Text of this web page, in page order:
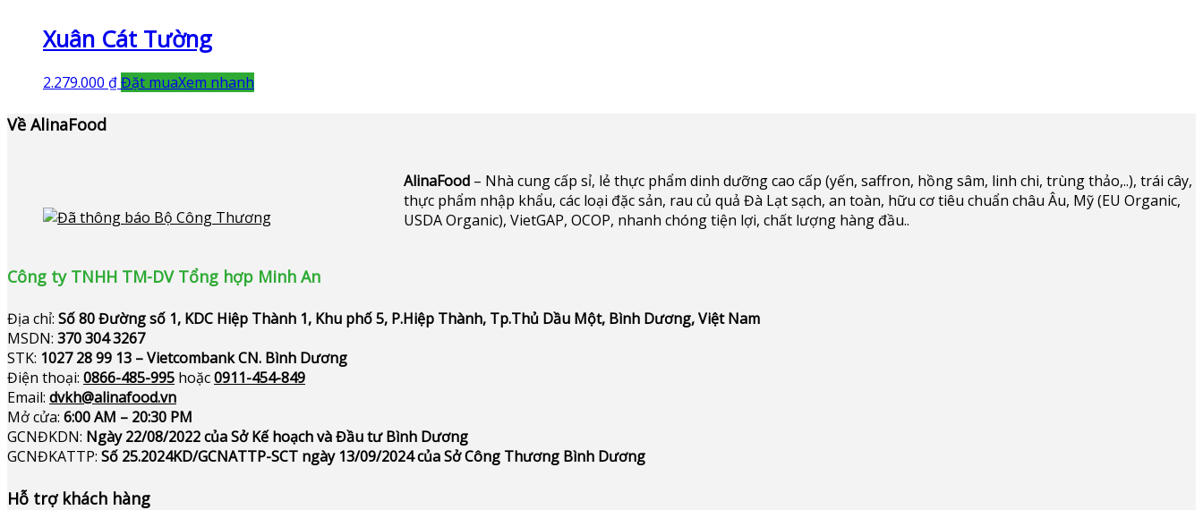
Xuân Cát Tường
2.279.000 ₫Đặt muaXem nhanh
Về AlinaFood
AlinaFood– Nhà cung cấp sỉ, lẻ thực phẩm dinh dưỡng cao cấp (yến, saffron, hồng sâm, linh chi, trùng thảo,..), trái cây,
thực phẩm nhập khẩu, các loại đặc sản, rau củ quả Đà Lạt sạch, an toàn, hữu cơ tiêu chuẩn châu Âu, Mỹ (EU Organic,
USDA Organic), VietGAP, OCOP, nhanh chóng tiện lợi, chất lượng hàng đầu..
Công ty TNHH TM-DV Tổng hợp Minh An
Địa chỉ: Số 80 Đường số 1, KDC Hiệp Thành 1, Khu phố 5, P.Hiệp Thành, Tp.Thủ Dầu Một, Bình Dương, Việt Nam
MSDN: 370 304 3267
STK: 1027 28 99 13 – Vietcombank CN. Bình Dương
Điện thoại: 0866-485-995 hoặc0911-454-849
Email: dvkh@alinafood.vn
Mở cửa: 6:00 AM – 20:30 PM
GCNĐKDN: Ngày 22/08/2022 của Sở Kế hoạch và Đầu tư Bình Dương
GCNĐKATTP: Số 25.2024KD/GCNATTP-SCT ngày 13/09/2024 của Sở Công Thương Bình Dương
Hỗ trợ khách hàng